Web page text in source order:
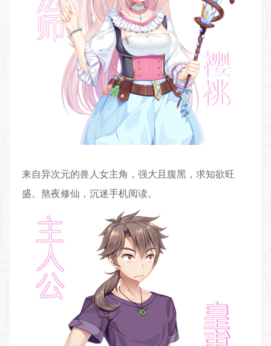
来自异次元的兽人女主角，强大且腹黑，求知欲旺
盛。熬夜修仙，沉迷手机阅读。